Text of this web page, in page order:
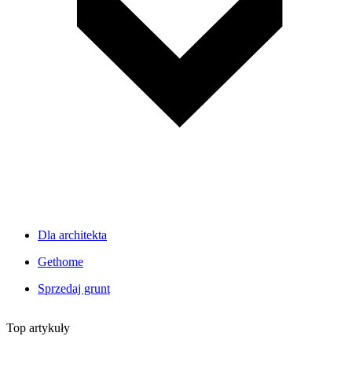
Dla architekta
Gethome
Sprzedaj grunt
Top artykuły